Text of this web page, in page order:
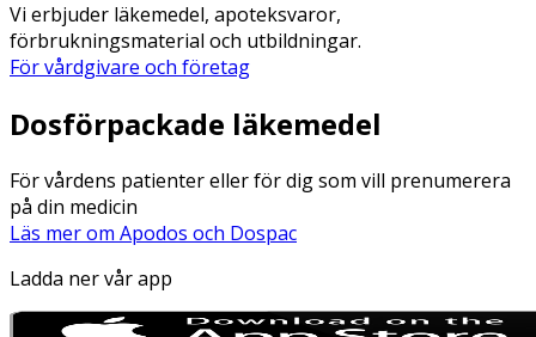
Vi erbjuder läkemedel, apoteksvaror,
förbrukningsmaterial och utbildningar.
För vårdgivare och företag
Dosförpackade läkemedel
För vårdens patienter eller för dig som vill prenumerera
på din medicin
Läs mer om Apodos och Dospac
Ladda ner vår app